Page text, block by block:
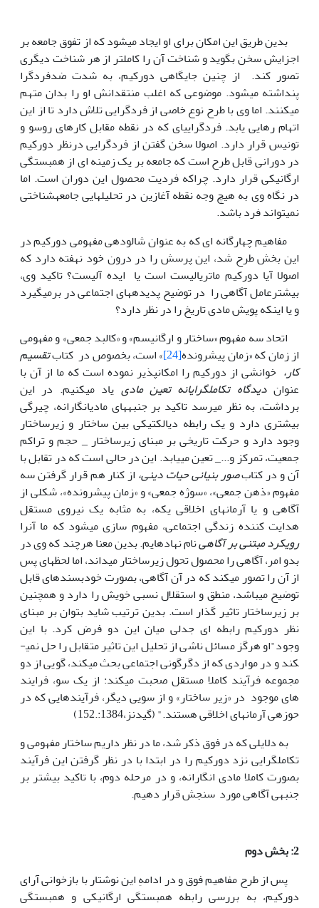
بدین طریق این امکان برای او ایجاد می­شود که از تفوق جامعه بر
اجزایش سخن بگوید و شناخت آن را کامل­تر از هر شناخت دیگری
تصور کند. از چنین جایگاهی دورکیم، به شدت ضد­فردگرا
پنداشته می­شود. موضوعی که اغلب منتقدانش او را بدان متهم
می­کنند. اما وی با طرح نوع خاصی از فردگرایی تلاش دارد تا از این
اتهام رهایی یابد. فردگرایی­ای که در نقطه مقابل کارهای روسو و
تونیس قرار دارد. اصولا سخن گفتن از فردگرایی درنظر دورکیم
در دورانی قابل طرح است که جامعه بر یک زمینه ­ای از همبستگی
ارگانیکی قرار دارد. چراکه فردیت محصول این دوران است. اما
در نگاه وی به هیچ وجه نقطه آغازین در تحلیل­هایی جامعه­شناختی
نمی­تواند فرد باشد.
مفاهیم چهارگانه ای که به عنوان شالوده­­ی مفهومی دورکیم در
این بخش طرح شد، این پرسش را در درون خود نهفته دارد که
اصولا آیا دورکیم ماتریالیست است یا ایده آلیست؟ تاکید وی،
بیشترعامل آگاهی را در توضیح پدیده­های اجتماعی در برمی­گیرد
و یا اینکه پویش مادی تاریخ را در نظر دارد؟
اتحاد سه مفهوم «ساختار و ارگانیسم» و «کالبد جمعی» و مفهومی
از زمان که «زمان پیش­رونده[24] » است، بخصوص در کتابتقسیم
کار، خوانشی از دورکیم را امکان­پذیر نموده است که ما از آن با
عنواندیدگاه تکامل­گرایانه تعین مادی یاد می­کنیم. در این
برداشت، به نظر می­رسد تاکید بر جنبه­های مادی­انگارانه، چیرگی
بیشتری دارد و یک رابطه دیالکتیکی بین ساختار و زیرساختار
وجود دارد و حرکت تاریخی بر مبنای زیرساختار _ حجم و تراکم
جمعیت، تمرکز و..._ تعین می­یابد. این در حالی است که در تقابل با
آن و در کتابصور بنیانی حیاتدینی، از کنار هم قرار گرفتن سه
مفهوم «ذهن جمعی»، «سوژه جمعی» و «زمان پیش­رونده»، شکلی از
آگاهی و یا آرمانهای اخلاقی یکه، به مثابه یک نیروی مستقل
هدایت کننده زندگی اجتماعی، مفهوم سازی می­شود که ما آنرا
رویکرد مبتنی بر آگاهینام نهاده­ایم. بدین معنا هرچند که وی در
بدو امر، آگاهی را محصول تحول زیرساختار می­داند، اما لحظه­ای پس
از آن را تصور می­کند که در آن آگاهی، بصورت خودبسنده­ای قابل
توضیح می­باشد، منطق و استقلال نسبی خویش را دارد و همچنین
بر زیرساختار تاثیر گذار است. بدین ترتیب شاید بتوان بر مبنای
نظر دورکیم رابطه ای جدلی میان این دو فرض کرد. با این
وجود"او هرگز مسائل ناشی از تحلیل این تاثیر متقابل را حل نمی­
کند و در مواردی که از دگرگونی اجتماعی بحث می­کند، گویی از دو
مجموعه فرآیند کاملا مستقل صحبت می­کند: از یک سو، فرایند
های موجود در «زیر ساختار» و از سویی دیگر، فرآیندهایی که در
حوزه­ی آرمان­های اخلاقی هستند." (گیدنز،1384:.152)
به دلایلی که در فوق ذکر شد، ما در نظر داریم ساختار مفهومی و
تکامل­گرایی نزد دورکیم را در ابتدا با در نظر گرفتن این فرآیند
بصورت کاملا مادی انگارانه، و در مرحله دوم، با تاکید بیشتر بر
جنبه­ی آگاهی مورد سنجش قرار دهیم.
2: بخش دوم
پس از طرح مفاهیم فوق و در ادامهِ این نوشتار با بازخوانی آرای
دورکیم، به بررسی رابطه همبستگی ارگانیکی و همبستگی